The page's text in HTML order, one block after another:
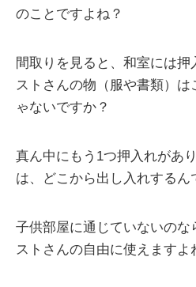
のことですよね？
間取りを見ると、和室には
ストさんの物（服や書類）は
ゃないですか？
真ん中にもう1つ押入れがあ
は、どこから出し入れするん
子供部屋に通じていないのな
ストさんの自由に使えますよ